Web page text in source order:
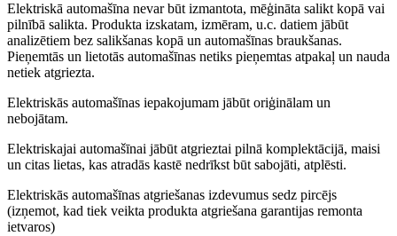
Elektriskā automašīna nevar būt izmantota, mēģināta salikt kopā vai
pilnībā salikta. Produkta izskatam, izmēram, u.c. datiem jābūt
analizētiem bez salikšanas kopā un automašīnas braukšanas.
Pieņemtās un lietotās automašīnas netiks pieņemtas atpakaļ un nauda
netiek atgriezta.
Elektriskās automašīnas iepakojumam jābūt oriģinālam un
nebojātam.
Elektriskajai automašīnai jābūt atgrieztai pilnā komplektācijā, maisi
un citas lietas, kas atradās kastē nedrīkst būt sabojāti, atplēsti.
Elektriskās automašīnas atgriešanas izdevumus sedz pircējs
(izņemot, kad tiek veikta produkta atgriešana garantijas remonta
ietvaros)